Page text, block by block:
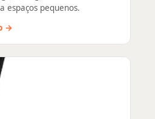
espaços pequenos.
→